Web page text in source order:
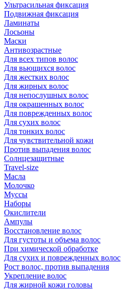
Ультрасильная фиксация
Подвижная фиксация
Ламинаты
Лосьоны
Маски
Антивозрастные
Для всех типов волос
Для вьющихся волос
Для жестких волос
Для жирных волос
Для непослушных волос
Для окрашенных волос
Для поврежденных волос
Для сухих волос
Для тонких волос
Для чувствительной кожи
Против выпадения волос
Солнцезащитные
Travel-size
Масла
Молочко
Муссы
Наборы
Окислители
Ампулы
Восстановление волос
Для густоты и объема волос
При химической обработке
Для сухих и поврежденных волос
Рост волос, против выпадения
Укрепление волос
Для жирной кожи головы